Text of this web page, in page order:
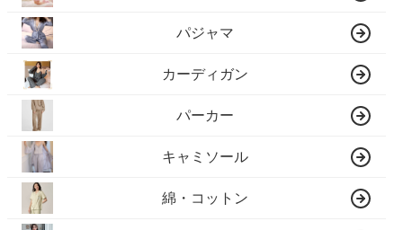
パジャマ
カーディガン
パーカー
キャミソール
綿・コットン